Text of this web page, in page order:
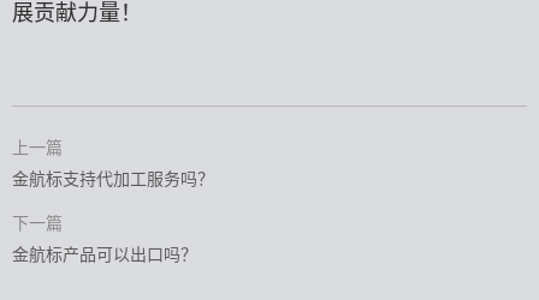
展贡献力量！
上一篇
金航标支持代加工服务吗？
下一篇
金航标产品可以出口吗？